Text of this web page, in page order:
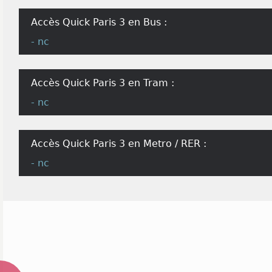
Accès Quick Paris 3 en Bus :
- nc
Accès Quick Paris 3 en Tram :
- nc
Accès Quick Paris 3 en Metro / RER :
- nc